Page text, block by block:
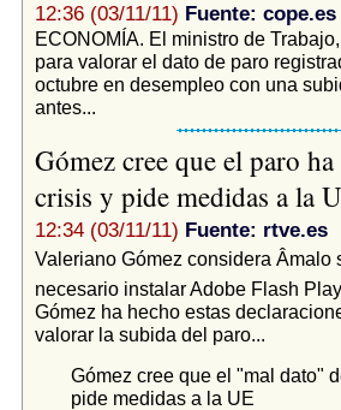
12:36 (03/11/11) Fuente: cope.es
ECONOMÍA. El ministro de
para valorar el dato de paro
octubre en desempleo con una
antes...
Gómez cree que el paro
crisis y pide medidas a la
12:34 (03/11/11) Fuente: rtve.es
Valeriano Gómez considera
necesario instalar Adobe Flash
Gómez ha hecho estas
valorar la subida del paro...
Gómez cree que el "mal dato"
pide medidas a la UE